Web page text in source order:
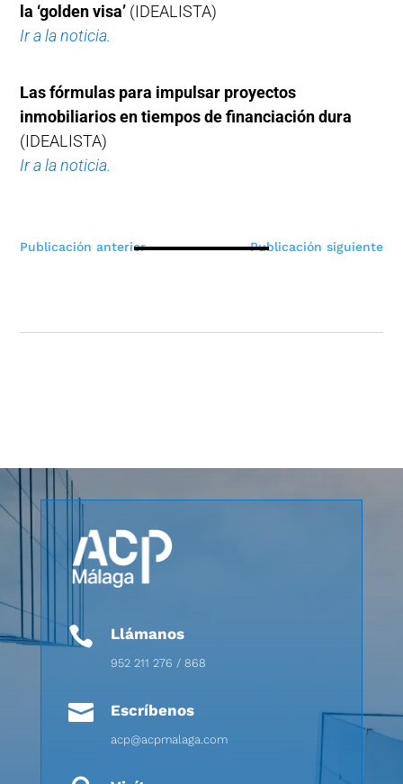
la ‘golden visa’ (IDEALISTA)
Ir a la noticia.
Las fórmulas para impulsar proyectos
inmobiliarios en tiempos de financiación dura
(IDEALISTA)
Ir a la noticia.
Navegación
Publicación anterior Publicación siguiente
 Llámanos
952 211 276 / 868
 Escríbenos
acp@acpmalaga.com